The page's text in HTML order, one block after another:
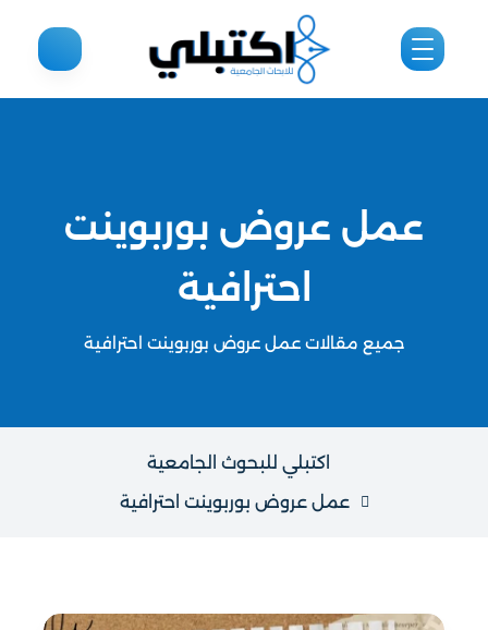
عمل عروض بوربوينت
احترافية
جميع مقالات عمل عروض بوربوينت احترافية
اكتبلي للبحوث الجامعية
عمل عروض بوربوينت احترافية